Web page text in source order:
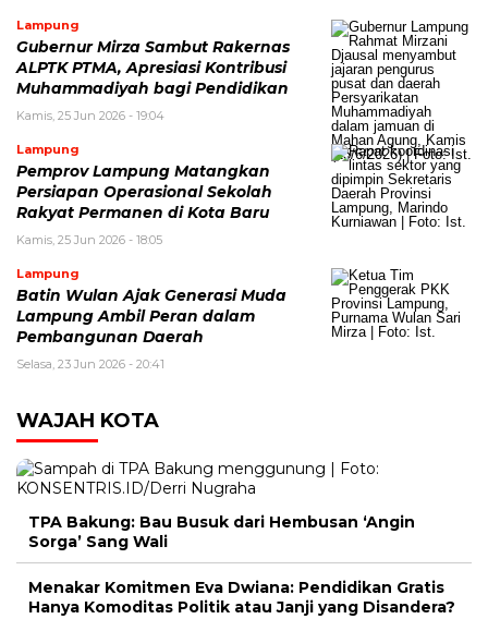
Lampung
Gubernur Mirza Sambut Rakernas
ALPTK PTMA, Apresiasi Kontribusi
Muhammadiyah bagi Pendidikan
Kamis, 25 Jun 2026 - 19:04
Lampung
Pemprov Lampung Matangkan
Persiapan Operasional Sekolah
Rakyat Permanen di Kota Baru
Kamis, 25 Jun 2026 - 18:05
Lampung
Batin Wulan Ajak Generasi Muda
Lampung Ambil Peran dalam
Pembangunan Daerah
Selasa, 23 Jun 2026 - 20:41
WAJAH KOTA
TPA Bakung: Bau Busuk dari Hembusan ‘Angin
Sorga’ Sang Wali
Menakar Komitmen Eva Dwiana: Pendidikan Gratis
Hanya Komoditas Politik atau Janji yang Disandera?